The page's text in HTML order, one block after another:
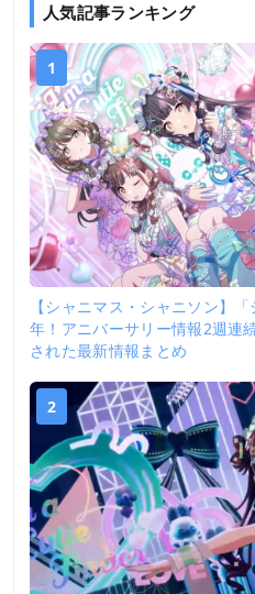
人気記事ランキング
1
【シャニマス・シャニソン】
年！アニバーサリー情報2週連
された最新情報まとめ
2